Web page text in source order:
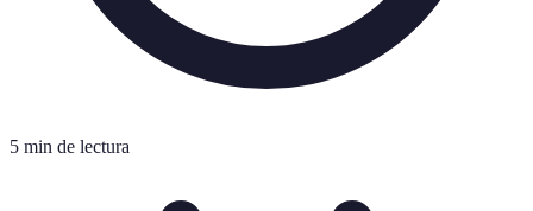
5 min de lectura